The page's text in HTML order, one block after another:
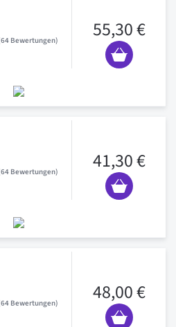
64 Bewertungen 55,30 €
64 Bewertungen 41,30 €
64 Bewertungen 48,00 €